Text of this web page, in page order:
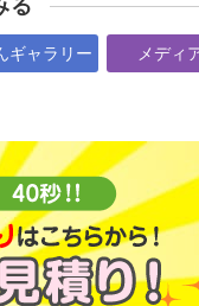
る
ギャラリー メディ